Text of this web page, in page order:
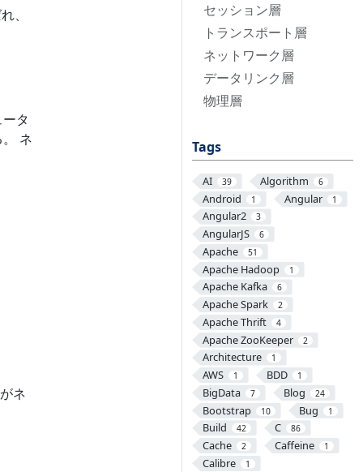
セッション層
トランスポート層
ネットワーク層
データリンク層
物理層
Tags
AI 39 Algorithm 6
Android 1 Angular 1
Angular2 3
AngularJS 6
Apache 51
Apache Hadoop 1
Apache Kafka 6
Apache Spark 2
Apache Thrift 4
Apache ZooKeeper 2
Architecture 1
AWS 1 BDD 1
BigData 7 Blog 24
Bootstrap 10 Bug 1
Build 42 C 86
Cache 2 Caffeine 1
Calibre 1
、
タ
ネ
ネ